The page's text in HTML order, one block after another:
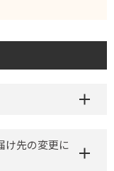
け先の変更に